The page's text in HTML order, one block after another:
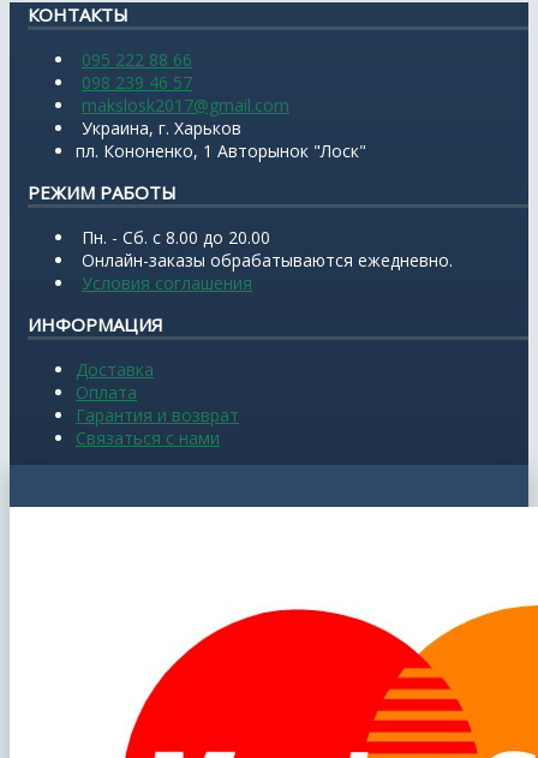
КОНТАКТЫ
095 222 88 66
098 239 46 57
makslosk2017@gmail.com
Украина, г. Харьков
пл. Кононенко, 1 Авторынок "Лоск"
РЕЖИМ РАБОТЫ
Пн. - Сб. с 8.00 до 20.00
Онлайн-заказы обрабатываются ежедневно.
Условия соглашения
ИНФОРМАЦИЯ
Доставка
Оплата
Гарантия и возврат
Связаться с нами